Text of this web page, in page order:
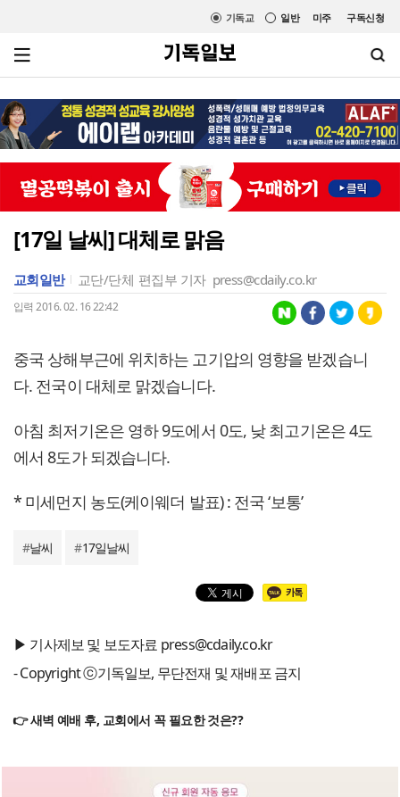
미주 구독신청
일반
기독교
[17일 날씨] 대체로 맑음
교회일반 교단/단체 편집부 기자 press@cdaily.co.kr
입력 2016. 02. 16 22:42
중국 상해부근에 위치하는 고기압의 영향을 받겠습니
다. 전국이 대체로 맑겠습니다.
아침 최저기온은 영하 9도에서 0도, 낮 최고기온은 4도
에서 8도가 되겠습니다.
* 미세먼지 농도(케이웨더 발표) : 전국 ‘보통’
#날씨 #17일날씨
▶ 기사제보 및 보도자료 press@cdaily.co.kr
- Copyright ⓒ기독일보, 무단전재 및 재배포 금지
👉 새벽 예배 후, 교회에서 꼭 필요한 것은??